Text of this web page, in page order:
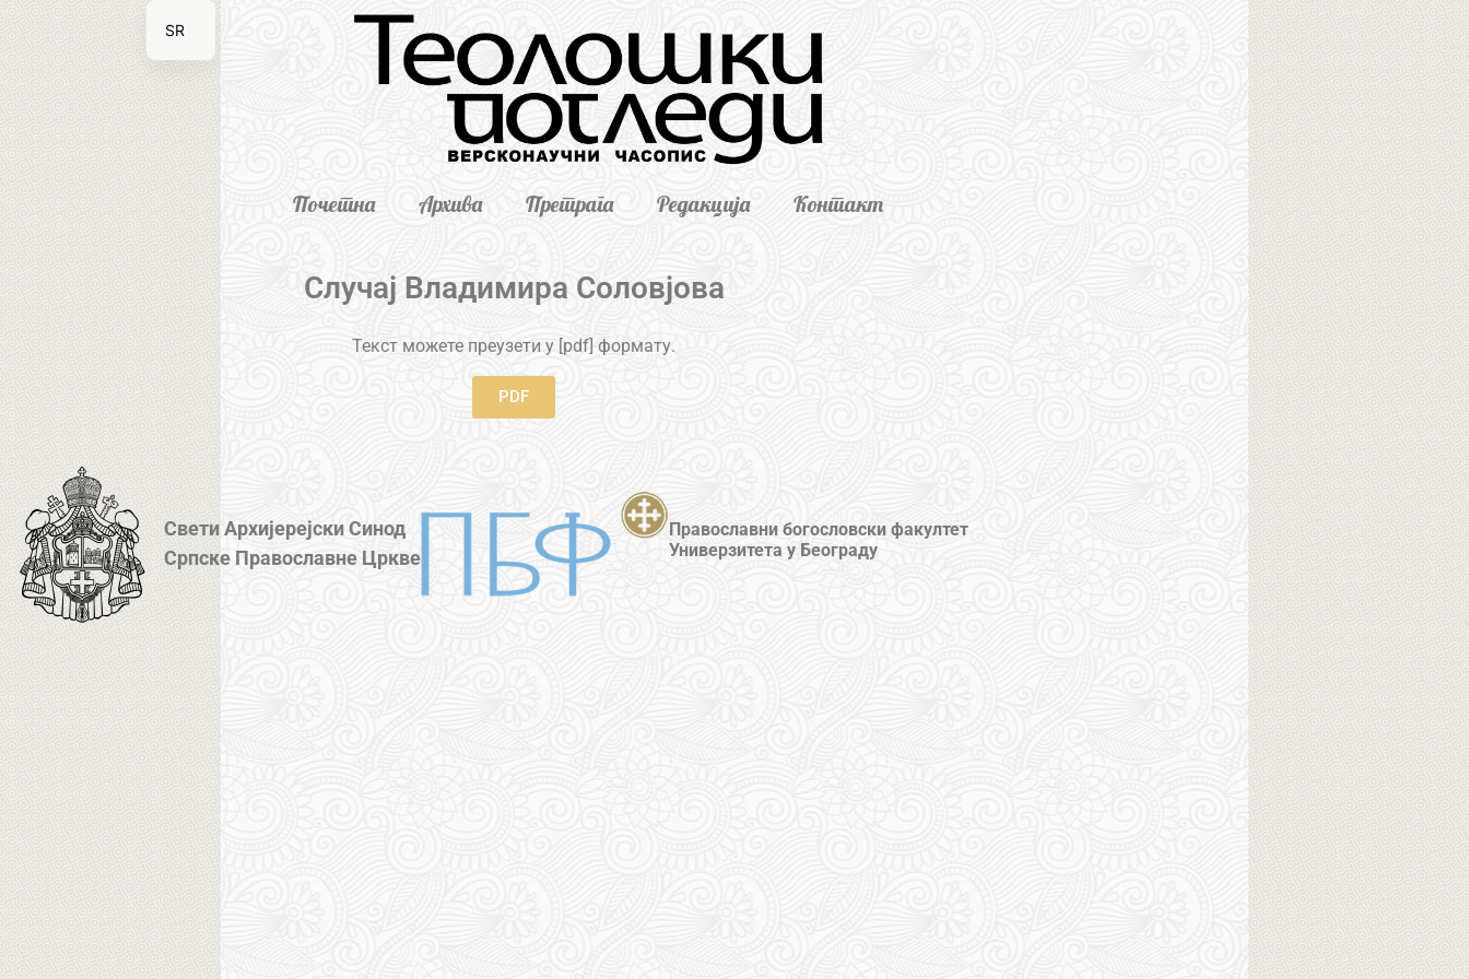
Почетна Архива Претрага Редакција Контакт
Случај Владимира Соловјова
Текст можете преузети у [pdf] формату.
PDF
Свети Архијерејски Синод
Српске Православне Цркве
Православни богословски факултет
Универзитета у Београду
SR
EN